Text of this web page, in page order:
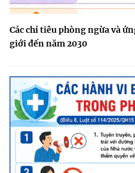
Các chỉ tiêu phòng ngừa và
giới đến năm 2030